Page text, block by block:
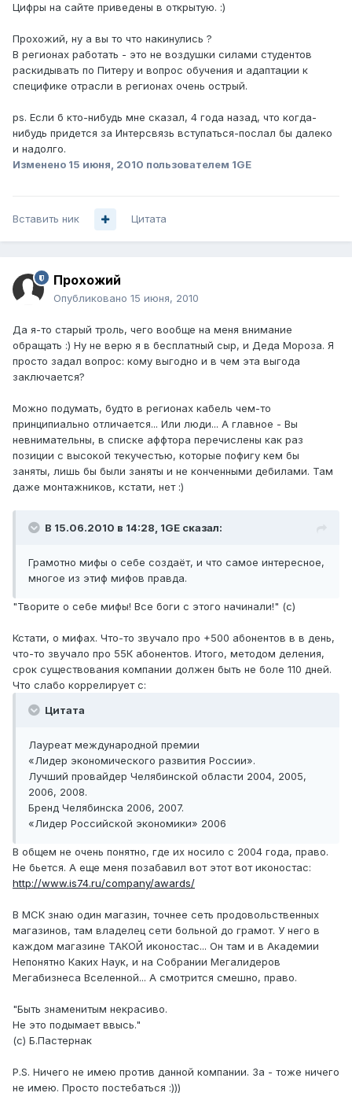
Цифры на сайте приведены в открытую. :)
Прохожий, ну а вы то что накинулись ?
В регионах работать - это не воздушки силами студентов
раскидывать по Питеру и вопрос обучения и адаптации к
специфике отрасли в регионах очень острый.
ps. Если б кто-нибудь мне сказал, 4 года назад, что когда-
нибудь придется за Интерсвязь вступаться-послал бы далеко
и надолго.
Изменено 15 июня, 2010 пользователем 1GE
Вставить ник Цитата
Прохожий
Опубликовано 15 июня, 2010
Да я-то старый троль, чего вообще на меня внимание
обращать :) Ну не верю я в бесплатный сыр, и Деда Мороза. Я
просто задал вопрос: кому выгодно и в чем эта выгода
заключается?
Можно подумать, будто в регионах кабель чем-то
принципиально отличается... Или люди... А главное - Вы
невнимательны, в списке аффтора перечислены как раз
позиции с высокой текучестью, которые пофигу кем бы
заняты, лишь бы были заняты и не конченными дебилами. Там
даже монтажников, кстати, нет :)
В 15.06.2010 в 14:28, 1GE сказал:
Грамотно мифы о себе создаёт, и что самое интересное,
многое из этиф мифов правда.
"Творите о себе мифы! Все боги с этого начинали!" (с)
Кстати, о мифах. Что-то звучало про +500 абонентов в в день,
что-то звучало про 55К абонентов. Итого, методом деления,
срок существования компании должен быть не боле 110 дней.
Что слабо коррелирует с:
Цитата
Лауреат международной премии
«Лидер экономического развития России».
Лучший провайдер Челябинской области 2004, 2005,
2006, 2008.
Бренд Челябинска 2006, 2007.
«Лидер Российской экономики» 2006
В общем не очень понятно, где их носило с 2004 года, право.
Не бьется. А еще меня позабавил вот этот вот иконостас:
http://www.is74.ru/company/awards/
В МСК знаю один магазин, точнее сеть продовольственных
магазинов, там владелец сети больной до грамот. У него в
каждом магазине ТАКОЙ иконостас... Он там и в Академии
Непонятно Каких Наук, и на Собрании Мегалидеров
Мегабизнеса Вселенной... А смотрится смешно, право.
"Быть знаменитым некрасиво.
Не это подымает ввысь."
(с) Б.Пастернак
P.S. Ничего не имею против данной компании. За - тоже ничего
не имею. Просто постебаться :)))